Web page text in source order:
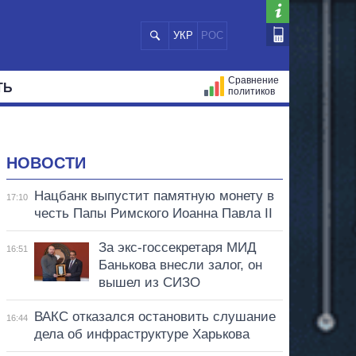
УКР РОС
Сравнение
политиков
НОВОСТИ
17:10
Нацбанк выпустит памятную монету в
честь Папы Римского Иоанна Павла II
16:51
За экс-госсекретаря МИД
Банькова внесли залог, он
вышел из СИЗО
16:44
ВАКС отказался остановить слушание
дела об инфраструктуре Харькова